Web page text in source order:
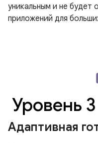
уникальным и не будет
приложений для
Уровень 3
Адаптивная